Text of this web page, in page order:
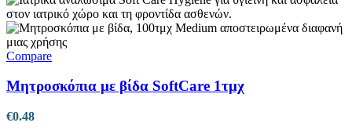
Compare
Μητροσκόπια με βίδα SoftCare 1τμχ
€0.48